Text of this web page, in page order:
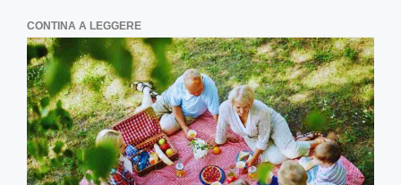
CONTINA A LEGGERE